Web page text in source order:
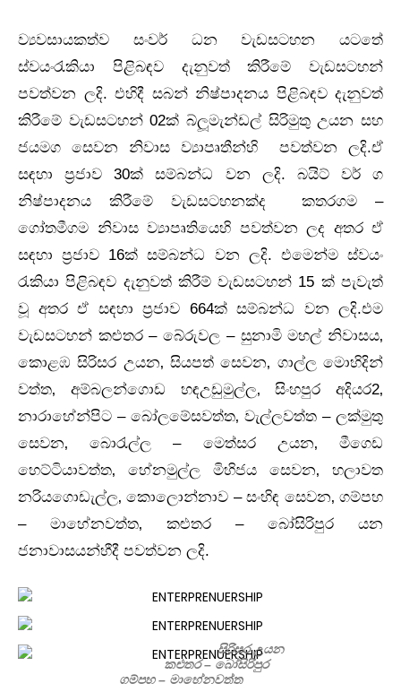
ව්‍යවසායකත්ව සංවර් ධන වැඩසටහන යටතේ
ස්වයංරැකියා පිළිබඳව දැනුවත් කිරීමේ වැඩසටහන්
පවත්වන ලදි. එහිදී සබන් නිෂ්පාදනය පිළිබඳව දැනුවත්
කිරීමේ වැඩසටහන් 02ක් බ්ලූමැන්ඩල් සිරිමුතු උයන සහ
ජයමග සෙවන නිවාස ව්‍යාපෘතීන්හි පවත්වන ලදි.ඒ
සඳහා ප්‍රජාව 30ක් සම්බන්ධ වන ලදි. බයිට් වර් ග
නිෂ්පාදනය කිරීමේ වැඩසටහනක්ද කතරගම –
ගෝතමීගම නිවාස ව්‍යාපෘතියෙහි පවත්වන ලද අතර ඒ
සඳහා ප්‍රජාව 16ක් සම්බන්ධ වන ලදි. එමෙන්ම ස්වයං
රැකියා පිළිබඳව දැනුවත් කිරීම් වැඩසටහන් 15 ක් පැවැත්
වූ අතර ඒ සඳහා ප්‍රජාව 664ක් සම්බන්ධ වන ලදි.එම
වැඩසටහන් කළුතර – බේරුවල – සුනාමි මහල් නිවාසය‚
කොළඹ සිරිසර උයන‚ සියපත් සෙවන‚ ගාල්ල මොහිදින්
වත්ත‚ අම්බලන්ගොඩ හඳඋඩුමුල්ල‚ සිංහපුර අදියර2‚
නාරාහේන්පිට – බෝලමේසවත්ත‚ වැල්ලවත්ත – ලක්මුතු
සෙවන‚ බොරැල්ල – මෙත්සර උයන‚ මීගෙඩ
හෙට්ටියාවත්ත‚ හේනමුල්ල මිහිජය සෙවන‚ හලාවත
නරියගොඩැල්ල‚ කොලොන්නාව – සංහිඳ සෙවන‚ ගම්පහ
– මාහේනවත්ත‚ කළුතර – බෝසිරිපුර යන
ජනාවාසයන්හීදී පවත්වන ලදි.
ගම්පහ – මාහේනවත්ත
කළුතර – බෝසිරිපුර
සිරිසර උයන